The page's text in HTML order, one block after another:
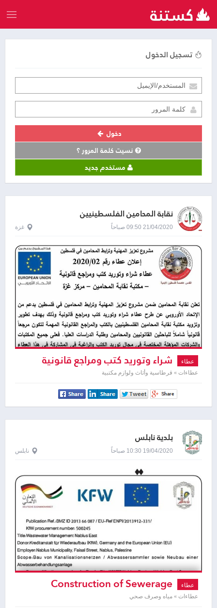
تسجيل الدخول
دخول
نسيت كلمة المرور ؟
مستخدم جديد
نقابة المحامين الفلسطينيين
21/04/2020 09:50 صباحاً غزة
عطاء شراء وتوريد كتب ومراجع قانونية
عطاءات » قرطاسية وأثاث ولوازم مكتبية
بلدية نابلس
19/04/2020 10:30 صباحاً نابلس
عطاء Construction of Sewerage
Networks
عطاءات » مياه وصرف صحي